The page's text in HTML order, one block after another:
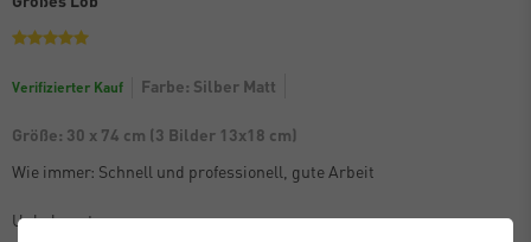
Verifizierter Kauf Farbe: Silber Matt
Größe: 30 x 74 cm (3 Bilder 13x18 cm)
Wie immer: Schnell und professionell, gute Arbeit
Unbekannt